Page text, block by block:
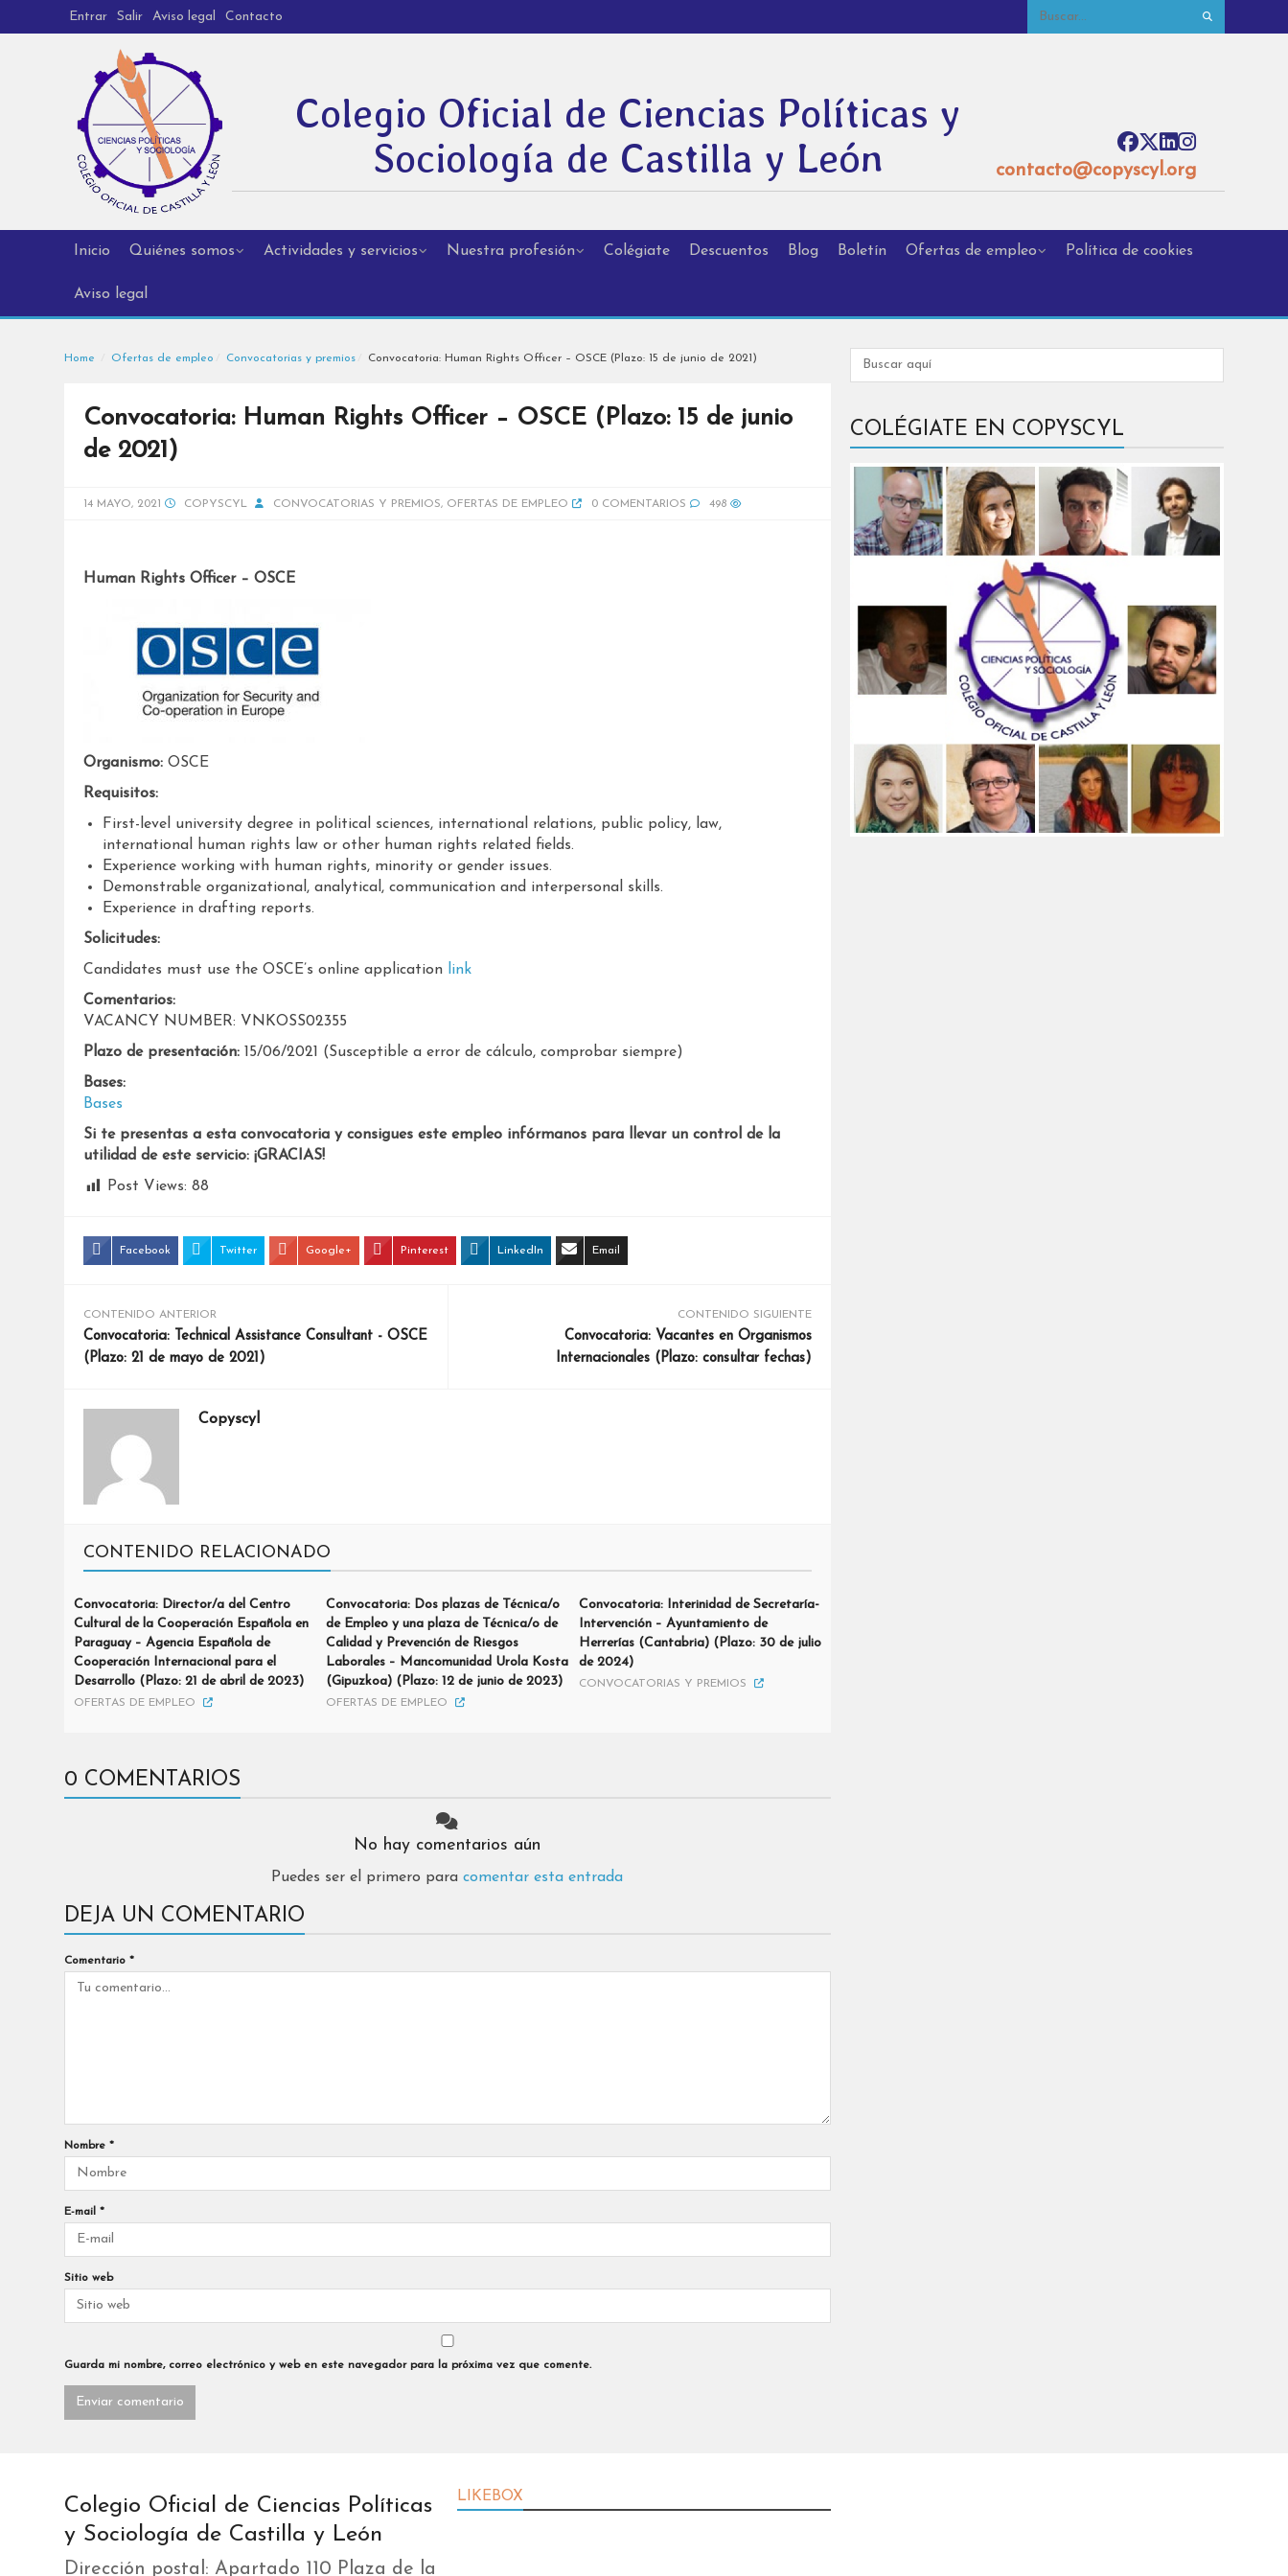
Entrar Salir Aviso legal Contacto
Colegio Oficial de Ciencias Políticas y
Sociología de Castilla y León
contacto@copyscyl.org
Inicio Quiénes somos Actividades y servicios Nuestra profesión Colégiate Descuentos Blog Boletín Ofertas de empleo Política de cookies
Aviso legal
Home Ofertas de empleo Convocatorias y premios Convocatoria: Human Rights Officer – OSCE (Plazo: 15 de junio de 2021)
Convocatoria: Human Rights Officer – OSCE (Plazo: 15 de junio
de 2021)
14 MAYO, 2021 COPYSCYL CONVOCATORIAS Y PREMIOS, OFERTAS DE EMPLEO 0 COMENTARIOS 498
Human Rights Officer – OSCE
Organismo:OSCE
Requisitos:
First-level university degree in political sciences, international relations, public policy, law,
international human rights law or other human rights related fields.
Experience working with human rights, minority or gender issues.
Demonstrable organizational, analytical, communication and interpersonal skills.
Experience in drafting reports.
Solicitudes:
Candidates must use the OSCE’s online application
link
Comentarios:
VACANCY NUMBER: VNKOSS02355
Plazo de presentación:15/06/2021 (Susceptible a error de cálculo, comprobar siempre)
Bases:
Bases
Si te presentas a esta convocatoria y consigues este empleo infórmanos para llevar un control de la
utilidad de este servicio: ¡GRACIAS!
Post Views: 88
Facebook Twitter Google+ Pinterest LinkedIn Email
CONTENIDO ANTERIOR
Convocatoria: Technical Assistance Consultant - OSCE
(Plazo: 21 de mayo de 2021)
CONTENIDO SIGUIENTE
Convocatoria: Vacantes en Organismos
Internacionales (Plazo: consultar fechas)
Copyscyl
CONTENIDO RELACIONADO
Convocatoria: Director/a del Centro
Cultural de la Cooperación Española en
Paraguay – Agencia Española de
Cooperación Internacional para el
Desarrollo (Plazo: 21 de abril de 2023)
OFERTAS DE EMPLEO
Convocatoria: Dos plazas de Técnica/o
de Empleo y una plaza de Técnica/o de
Calidad y Prevención de Riesgos
Laborales – Mancomunidad Urola Kosta
(Gipuzkoa) (Plazo: 12 de junio de 2023)
OFERTAS DE EMPLEO
Convocatoria: Interinidad de Secretaría-
Intervención – Ayuntamiento de
Herrerías (Cantabria) (Plazo: 30 de julio
de 2024)
CONVOCATORIAS Y PREMIOS
0 COMENTARIOS
No hay comentarios aún
Puedes ser el primero paracomentar esta entrada
DEJA UN COMENTARIO
Comentario *
Nombre *
E-mail *
Sitio web
Guarda mi nombre, correo electrónico y web en este navegador para la próxima vez que comente.
COLÉGIATE EN COPYSCYL
Colegio Oficial de Ciencias Políticas
y Sociología de Castilla y León
Dirección postal: Apartado 110 Plaza de la
LIKEBOX